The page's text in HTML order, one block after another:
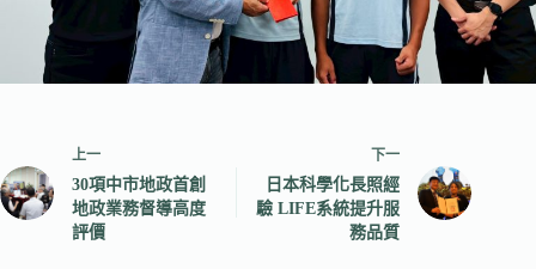
上一
30項中市地政首創
地政業務督導高度
評價
下一
日本科學化長照經
驗 LIFE系統提升服
務品質